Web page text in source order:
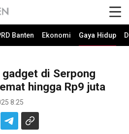
Banten Ekonomi Gaya Hidup
di Serpong
hingga Rp9 juta
8:25